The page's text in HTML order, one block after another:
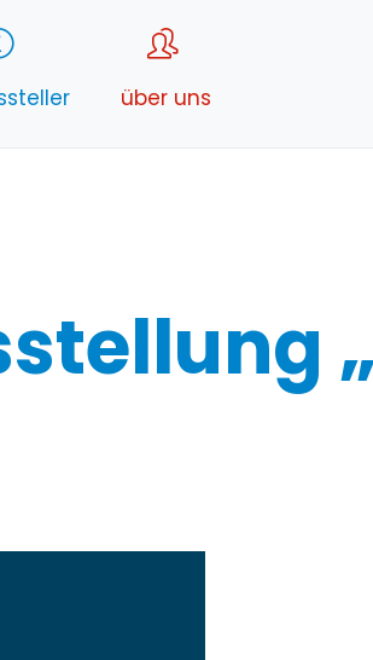
über uns